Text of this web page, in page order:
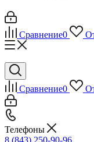
Сравнение0
Сравнение0
Телефоны
8 (843) 250-90-96